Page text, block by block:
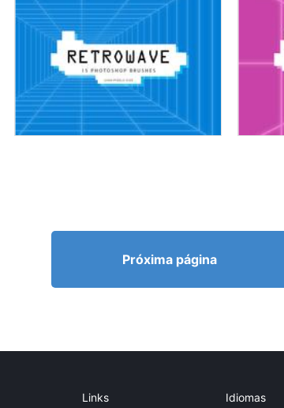
Próxima página
Links Idiomas